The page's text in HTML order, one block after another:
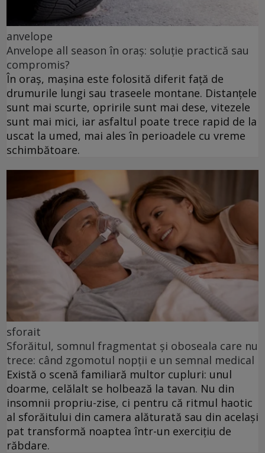
anvelope
Anvelope all season în oraș: soluție practică sau
compromis?
În oraș, mașina este folosită diferit față de
drumurile lungi sau traseele montane. Distanțele
sunt mai scurte, opririle sunt mai dese, vitezele
sunt mai mici, iar asfaltul poate trece rapid de la
uscat la umed, mai ales în perioadele cu vreme
schimbătoare.
sforait
Sforăitul, somnul fragmentat și oboseala care nu
trece: când zgomotul nopții e un semnal medical
Există o scenă familiară multor cupluri: unul
doarme, celălalt se holbează la tavan. Nu din
insomnii propriu-zise, ci pentru că ritmul haotic
al sforăitului din camera alăturată sau din același
pat transformă noaptea într-un exercițiu de
răbdare.